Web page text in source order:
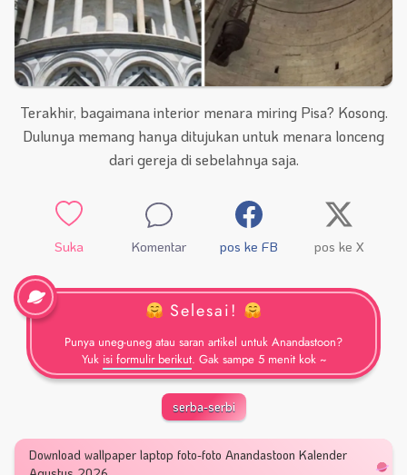
Terakhir, bagaimana interior menara miring Pisa? Kosong.
Dulunya memang hanya ditujukan untuk menara lonceng
dari gereja di sebelahnya saja.
Suka Komentar pos ke FB pos ke X
Selesai!
Punya uneg-uneg atau saran artikel untuk Anandastoon?
Yuk isi formulir berikut. Gak sampe 5 menit kok ~
serba-serbi
Download wallpaper laptop foto-foto Anandastoon Kalender